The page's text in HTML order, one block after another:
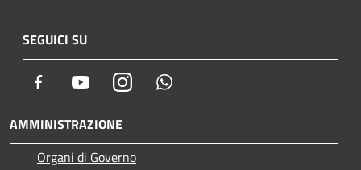
SEGUICI SU
Facebook YoutubeInstagram
AMMINISTRAZIONE
Organi di Governo